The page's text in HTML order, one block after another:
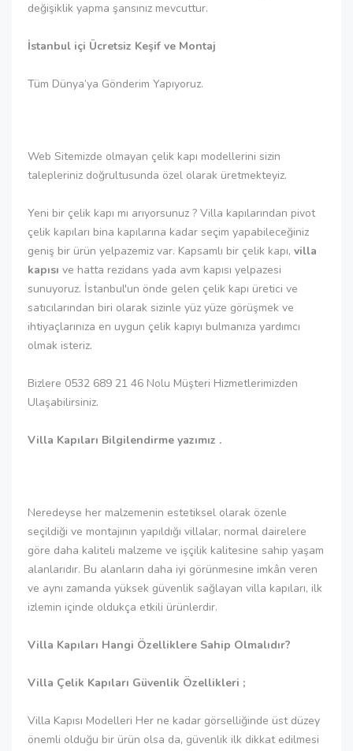
değişiklik yapma şansınız mevcuttur.
İstanbul içi Ücretsiz Keşif ve Montaj
Tüm Dünya’ya Gönderim Yapıyoruz.
Web Sitemizde olmayan çelik kapı modellerini sizin
talepleriniz doğrultusunda özel olarak üretmekteyiz.
Yeni bir çelik kapı mı arıyorsunuz ? Villa kapılarından pivot
çelik kapıları bina kapılarına kadar seçim yapabileceğiniz
geniş bir ürün yelpazemiz var. Kapsamlı bir çelik kapı, villa
kapısı ve hatta rezidans yada avm kapısı yelpazesi
sunuyoruz. İstanbul'un önde gelen çelik kapı üretici ve
satıcılarından biri olarak sizinle yüz yüze görüşmek ve
ihtiyaçlarınıza en uygun çelik kapıyı bulmanıza yardımcı
olmak isteriz.
Bizlere 0532 689 21 46 Nolu Müşteri Hizmetlerimizden
Ulaşabilirsiniz.
Villa Kapıları Bilgilendirme yazımız .
Neredeyse her malzemenin estetiksel olarak özenle
seçildiği ve montajının yapıldığı villalar, normal dairelere
göre daha kaliteli malzeme ve işçilik kalitesine sahip yaşam
alanlarıdır. Bu alanların daha iyi görünmesine imkân veren
ve aynı zamanda yüksek güvenlik sağlayan villa kapıları, ilk
izlemin içinde oldukça etkili ürünlerdir.
Villa Kapıları Hangi Özelliklere Sahip Olmalıdır?
Villa Çelik Kapıları Güvenlik Özellikleri ;
Villa Kapısı Modelleri Her ne kadar görselliğinde üst düzey
önemli olduğu bir ürün olsa da, güvenlik ilk dikkat edilmesi